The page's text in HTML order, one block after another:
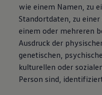
wie einem Namen, zu
Standortdaten, zu
einem oder mehreren
Ausdruck der
genetischen,
kulturellen oder
Person sind,